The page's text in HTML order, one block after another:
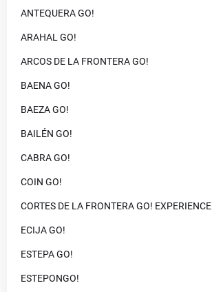
ANTEQUERA GO!
ARAHAL GO!
ARCOS DE LA FRONTERA GO!
BAENA GO!
BAEZA GO!
BAILÉN GO!
CABRA GO!
COIN GO!
CORTES DE LA FRONTERA GO! EXPERIENCE
ECIJA GO!
ESTEPA GO!
ESTEPONGO!